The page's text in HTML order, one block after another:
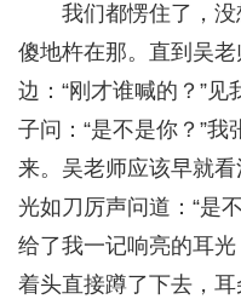
我们都愣住了，
傻地杵在那。直到吴
边：“刚才谁喊的？”
子问：“是不是你？”
来。吴老师应该早就
光如刀厉声问道：“是
给了我一记响亮的耳光
着头直接蹲了下去，